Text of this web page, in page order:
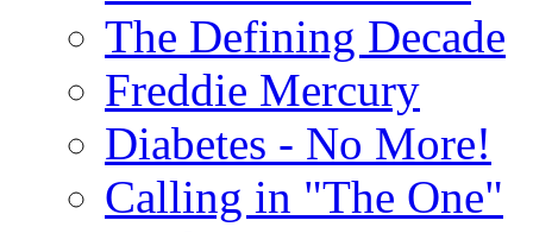
The Defining Decade
Freddie Mercury
Diabetes - No More!
Calling in "The One"